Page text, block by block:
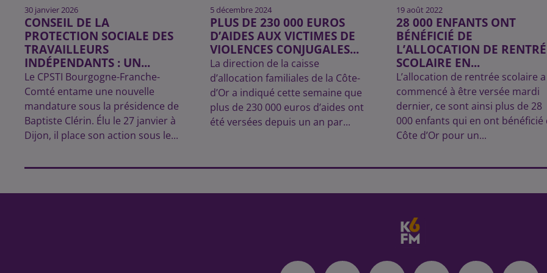
30 janvier 2026
CONSEIL DE LA
PROTECTION SOCIALE DES
TRAVAILLEURS
INDÉPENDANTS : UN...
Le CPSTI Bourgogne-Franche-
Comté entame une nouvelle
mandature sous la présidence de
Baptiste Clérin. Élu le 27 janvier à
Dijon, il place son action sous le...
5 décembre 2024
PLUS DE 230 000 EUROS
D’AIDES AUX VICTIMES DE
VIOLENCES CONJUGALES...
La direction de la caisse
d’allocation familiales de la Côte-
d’Or a indiqué cette semaine que
plus de 230 000 euros d’aides ont
été versées depuis un an par...
19 août 2022
28 000 ENFANTS ONT
BÉNÉFICIÉ DE
L’ALLOCATION DE
SCOLAIRE EN...
L’allocation de rentrée scolaire a
commencé à être versée mardi
dernier, ce sont ainsi plus de 28
000 enfants qui en ont bénéficié
Côte d’Or pour un...